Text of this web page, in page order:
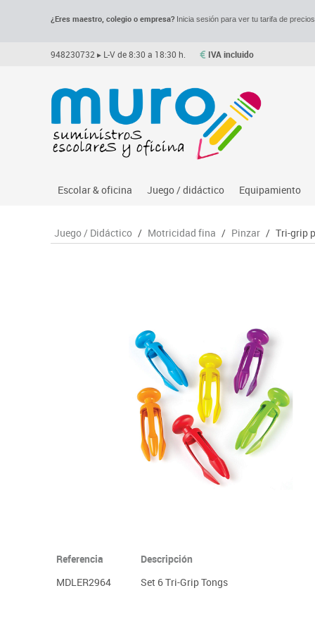
¿Eres maestro, colegio o empresa?Inicia sesión para ver tu tarifa de precios.
948230732 ▸ L-V de 8:30 a 18:30 h. IVA incluido
Escolar & oficina
Archivo
Plastifica, encuaderna, destruye
Papel y manipulados
Juego / didáctico
Asociación y atención
Juegos de mesa
Juegos simbólicos
Equipamiento
Despachos y
Muebles
Pizarras,
Sillas, bancos y
Juego / Didáctico / Motricidad fina / Pinzar / Tri-grip
Referencia Descripción
MDLER2964
Set 6 Tri-Grip Tongs